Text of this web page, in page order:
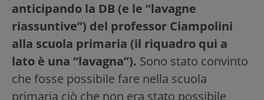
anticipando la DB (e le “lavagne
riassuntive”) del professor Ciampolini
alla scuola primaria (il riquadro qui a
lato è una “lavagna”). Sono stato convinto
che fosse possibile fare nella scuola
primaria ciò che non era stato possibile